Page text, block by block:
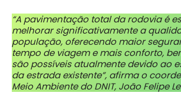
“A pavimentação total da rodovia é
melhorar significativamente a
população, oferecendo maior
tempo de viagem e mais conforto,
são possíveis atualmente devido ao
da estrada existente”, afirma o
Meio Ambiente do DNIT, João Felipe